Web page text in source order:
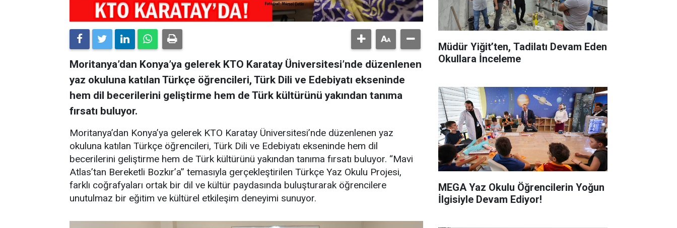
Moritanya’dan Konya’ya gelerek KTO Karatay Üniversitesi’nde düzenlenen
yaz okuluna katılan Türkçe öğrencileri, Türk Dili ve Edebiyatı ekseninde
hem dil becerilerini geliştirme hem de Türk kültürünü yakından tanıma
fırsatı buluyor.
Moritanya’dan Konya’ya gelerek KTO Karatay Üniversitesi’nde düzenlenen yaz
okuluna katılan Türkçe öğrencileri, Türk Dili ve Edebiyatı ekseninde hem dil
becerilerini geliştirme hem de Türk kültürünü yakından tanıma fırsatı buluyor. “Mavi
Atlas’tan Bereketli Bozkır’a” temasıyla gerçekleştirilen Türkçe Yaz Okulu Projesi,
farklı coğrafyaları ortak bir dil ve kültür paydasında buluşturarak öğrencilere
unutulmaz bir eğitim ve kültürel etkileşim deneyimi sunuyor.
Müdür Yiğit’ten, Tadilatı Devam Eden
Okullara İnceleme
MEGA Yaz Okulu Öğrencilerin Yoğun
İlgisiyle Devam Ediyor!